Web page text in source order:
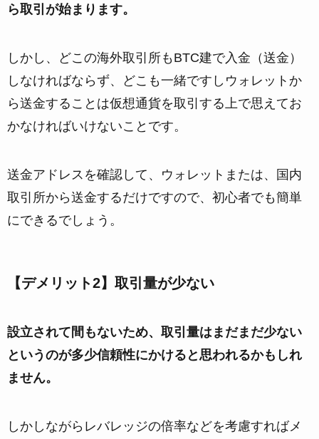
ら取引が始まります。
しかし、どこの海外取引所もBTC建で入金（送金）
しなければならず、どこも一緒ですしウォレットか
ら送金することは仮想通貨を取引する上で思えてお
かなければいけないことです。
送金アドレスを確認して、ウォレットまたは、国内
取引所から送金するだけですので、初心者でも簡単
にできるでしょう。
【デメリット2】取引量が少ない
設立されて間もないため、取引量はまだまだ少ない
というのが多少信頼性にかけると思われるかもしれ
ません。
しかしながらレバレッジの倍率などを考慮すればメ